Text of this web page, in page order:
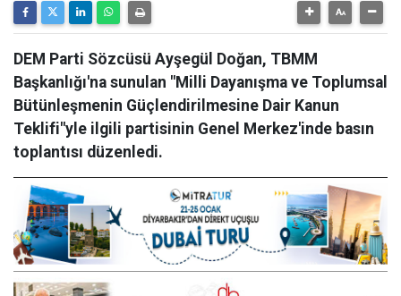
DEM Parti Sözcüsü Ayşegül Doğan, TBMM
Başkanlığı'na sunulan "Milli Dayanışma ve Toplumsal
Bütünleşmenin Güçlendirilmesine Dair Kanun
Teklifi"yle ilgili partisinin Genel Merkez'inde basın
toplantısı düzenledi.